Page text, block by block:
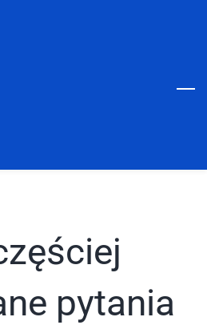
pytania